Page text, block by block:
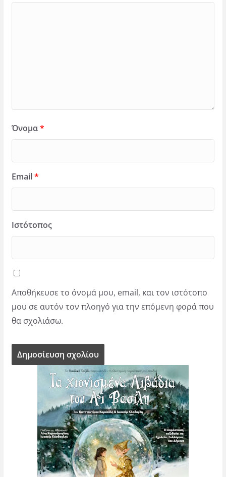
Όνομα*
Email*
Ιστότοπος
Αποθήκευσε το όνομά μου, email, και τον ιστότοπο
μου σε αυτόν τον πλοηγό για την επόμενη φορά που
θα σχολιάσω.